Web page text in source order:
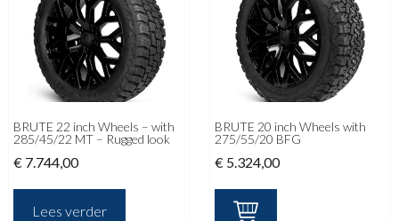
BRUTE 22 inch Wheels – with
285/45/22 MT – Rugged look
€ 7.744,00
Lees verder
BRUTE 20 inch Wheels with
275/55/20 BFG
€ 5.324,00